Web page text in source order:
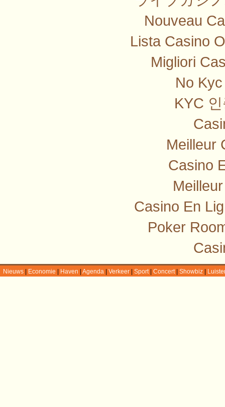
Nouveau
Lista Casino
Migliori
No
KYC
Meilleur
Casino
Casino En
Poker
Nieuws Economie Haven Agenda Verkeer Sport| Concert| Showbiz